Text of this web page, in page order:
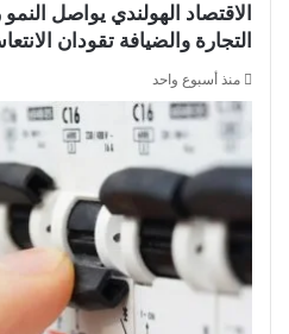
الاقتصاد الهولندي يواصل
التجارة والضيافة تقودان
منذ أسبوع واحد